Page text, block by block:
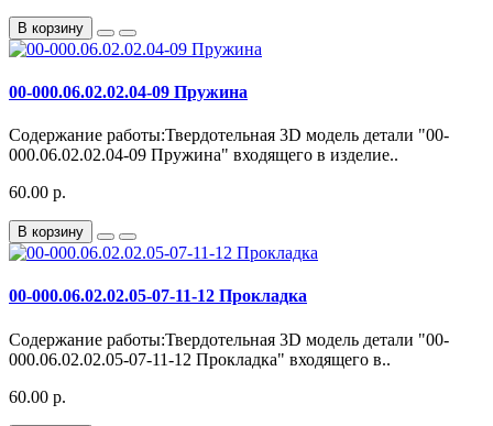
В корзину
00-000.06.02.02.04-09 Пружина
Содержание работы:Твердотельная 3D модель детали "00-
000.06.02.02.04-09 Пружина" входящего в изделие..
60.00 р.
В корзину
00-000.06.02.02.05-07-11-12 Прокладка
Содержание работы:Твердотельная 3D модель детали "00-
000.06.02.02.05-07-11-12 Прокладка" входящего в..
60.00 р.